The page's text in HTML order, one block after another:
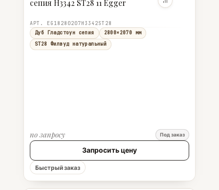
сепия H3342 ST28 11 Egger
АРТ. EG18280207H3342ST28
Дуб Гладстоун сепия
2800×2070 мм
ST28 Филвуд натуральный
по запросу Под заказ
Запросить цену
Быстрый заказ